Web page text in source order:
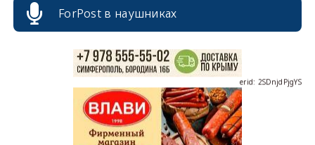
ForPost в наушниках
erid: 2SDnjdPjgYS